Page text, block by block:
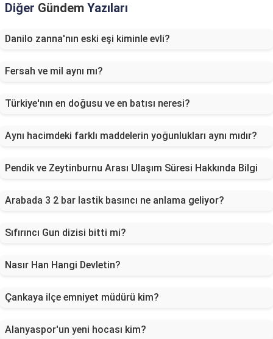
Diğer Gündem Yazıları
Danilo zanna'nın eski eşi kiminle evli?
Fersah ve mil aynı mı?
Türkiye'nın en doğusu ve en batısı neresi?
Aynı hacimdeki farklı maddelerin yoğunlukları aynı mıdır?
Pendik ve Zeytinburnu Arası Ulaşım Süresi Hakkında Bilgi
Arabada 3 2 bar lastik basıncı ne anlama geliyor?
Sıfırıncı Gun dizisi bitti mi?
Nasır Han Hangi Devletin?
Çankaya ilçe emniyet müdürü kim?
Alanyaspor'un yeni hocası kim?